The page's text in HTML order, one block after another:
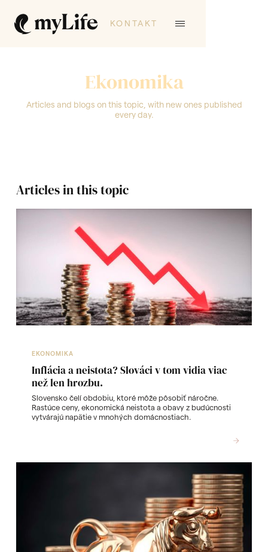
KONTAKT
Ekonomika
Articles and blogs on this topic, with new ones published
every day.
Articles in this topic
EKONOMIKA
Inflácia a neistota? Slováci v tom vidia viac
než len hrozbu.
Slovensko čelí obdobiu, ktoré môže pôsobiť náročne.
Rastúce ceny, ekonomická neistota a obavy z budúcnosti
vytvárajú napätie v mnohých domácnostiach.